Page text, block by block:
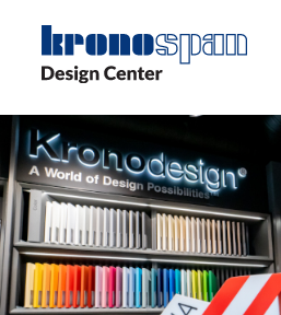
content